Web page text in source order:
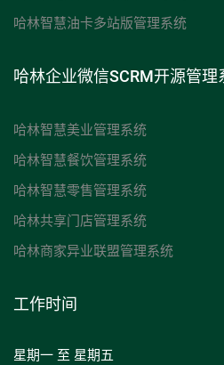
哈林智慧油卡多站版管理系统
哈林企业微信SCRM开源管理
哈林智慧美业管理系统
哈林智慧餐饮管理系统
哈林智慧零售管理系统
哈林共享门店管理系统
哈林商家异业联盟管理系统
工作时间
星期一 至 星期五